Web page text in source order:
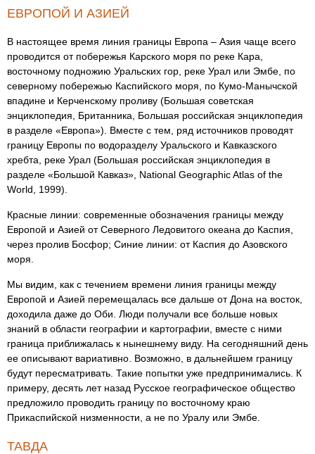
ЕВРОПОЙ И АЗИЕЙ
В настоящее время линия границы Европа – Азия чаще всего
проводится от побережья Карского моря по реке Кара,
восточному подножию Уральских гор, реке Урал или Эмбе, по
северному побережью Каспийского моря, по Кумо-Манычской
впадине и Керченскому проливу (Большая советская
энциклопедия, Британника, Большая российская энциклопедия
в разделе «Европа»). Вместе с тем, ряд источников проводят
границу Европы по водоразделу Уральского и Кавказского
хребта, реке Урал (Большая российская энциклопедия в
разделе «Большой Кавказ», National Geographic Atlas of the
World, 1999).
Красные линии: современные обозначения границы между
Европой и Азией от Северного Ледовитого океана до Каспия,
через пролив Босфор; Синие линии: от Каспия до Азовского
моря.
Мы видим, как с течением времени линия границы между
Европой и Азией перемещалась все дальше от Дона на восток,
доходила даже до Оби. Люди получали все больше новых
знаний в области географии и картографии, вместе с ними
граница приближалась к нынешнему виду. На сегодняшний день
ее описывают вариативно. Возможно, в дальнейшем границу
будут пересматривать. Такие попытки уже предпринимались. К
примеру, десять лет назад Русское географическое общество
предложило проводить границу по восточному краю
Прикаспийской низменности, а не по Уралу или Эмбе.
ТАВДА